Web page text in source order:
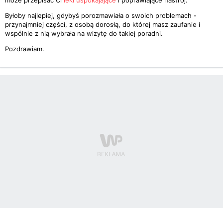
Byłoby najlepiej, gdybyś porozmawiała o swoich problemach -
przynajmniej części, z osobą dorosłą, do której masz zaufanie i
wspólnie z nią wybrała na wizytę do takiej poradni.
Pozdrawiam.